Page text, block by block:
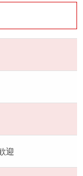
迎